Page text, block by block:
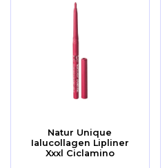
Natur Unique
Ialucollagen Lipliner
Xxxl Ciclamino